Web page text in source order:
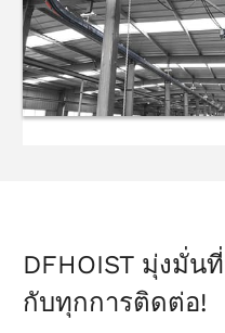
DFHOIST มุ่งมั่น
กับทุกการติดต่อ!